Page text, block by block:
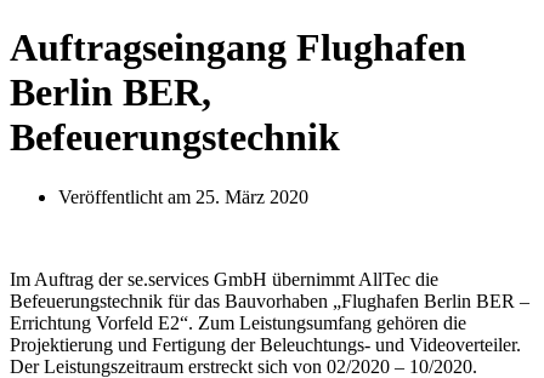
Auftragseingang Flughafen
Berlin BER,
Befeuerungstechnik
Veröffentlicht am 25. März 2020
Im Auftrag der se.services GmbH übernimmt AllTec die
Befeuerungstechnik für das Bauvorhaben „Flughafen Berlin BER –
Errichtung Vorfeld E2“. Zum Leistungsumfang gehören die
Projektierung und Fertigung der Beleuchtungs- und Videoverteiler.
Der Leistungszeitraum erstreckt sich von 02/2020 – 10/2020.